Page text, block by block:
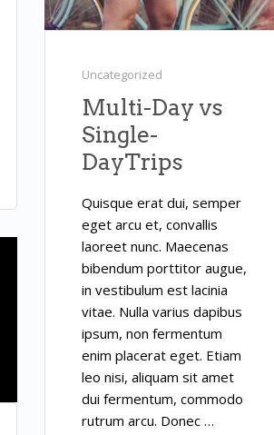
Uncategorized
Multi-Day vs
Single-
DayTrips
Quisque erat dui, semper
eget arcu et, convallis
laoreet nunc. Maecenas
bibendum porttitor augue,
in vestibulum est lacinia
vitae. Nulla varius dapibus
ipsum, non fermentum
enim placerat eget. Etiam
leo nisi, aliquam sit amet
dui fermentum, commodo
rutrum arcu. Donec …